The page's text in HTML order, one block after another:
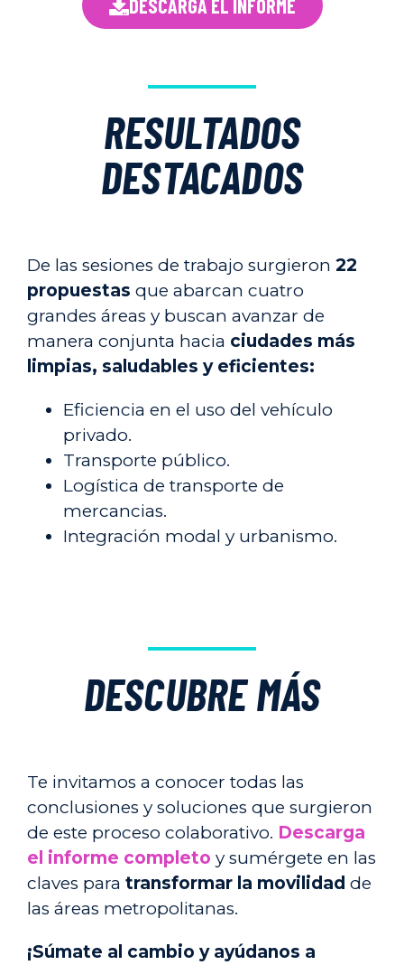
DESCARGA EL INFORME
RESULTADOS
DESTACADOS
De las sesiones de trabajo surgieron 22
propuestas que abarcan cuatro
grandes áreas y buscan avanzar de
manera conjunta hacia ciudades más
limpias, saludables y eficientes:
Eficiencia en el uso del vehículo
privado.
Transporte público.
Logística de transporte de
mercancias.
Integración modal y urbanismo.
DESCUBRE MÁS
Te invitamos a conocer todas las
conclusiones y soluciones que surgieron
de este proceso colaborativo. Descarga
el informe completo y sumérgete en las
claves para transformar la movilidad de
las áreas metropolitanas.
¡Súmate al cambio y ayúdanos a